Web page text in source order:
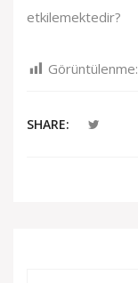
etkilemektedir?
Görüntülenme:
SHARE: